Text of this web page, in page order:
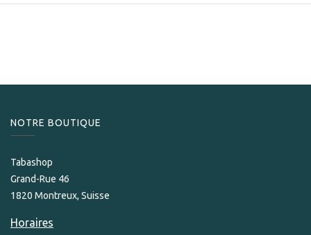
NOTRE BOUTIQUE
Tabashop
Grand-Rue 46
1820 Montreux, Suisse
Horaires